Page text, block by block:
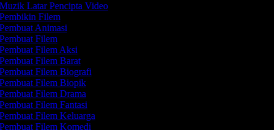
Latar Pencipta Video
Filem
Animasi
Filem
Filem Aksi
Filem Barat
Filem Biografi
Filem Biopik
Filem Drama
Filem Fantasi
Filem Keluarga
Filem Komedi